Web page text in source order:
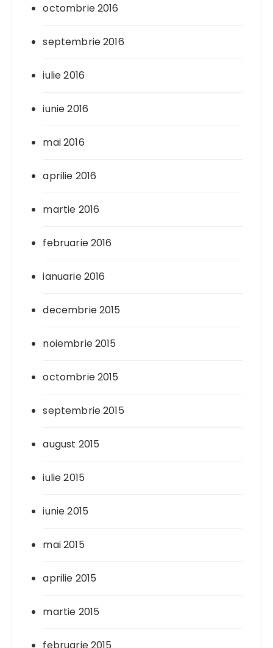
octombrie 2016
septembrie 2016
iulie 2016
iunie 2016
mai 2016
aprilie 2016
martie 2016
februarie 2016
ianuarie 2016
decembrie 2015
noiembrie 2015
octombrie 2015
septembrie 2015
august 2015
iulie 2015
iunie 2015
mai 2015
aprilie 2015
martie 2015